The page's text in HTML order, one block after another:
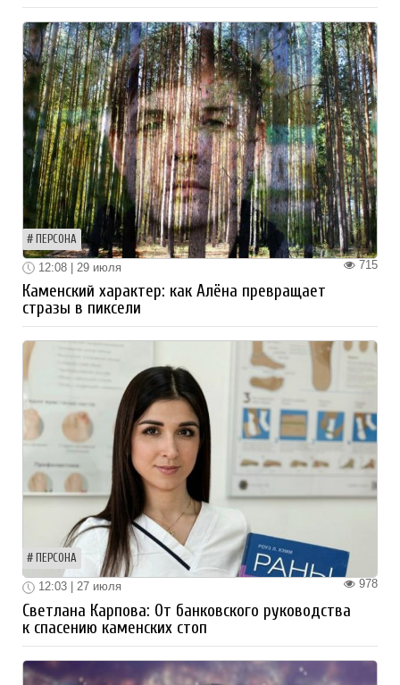
ПЕРСОНА
715
12:08 | 29 июля
Каменский характер: как Алёна превращает
стразы в пиксели
ПЕРСОНА
978
12:03 | 27 июля
Светлана Карпова: От банковского руководства
к спасению каменских стоп